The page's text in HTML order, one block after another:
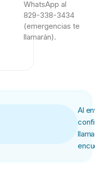
WhatsApp al
829-338-3434
(emergencias te
llamarán).
Al